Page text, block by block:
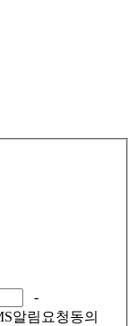
-
알림요청동의